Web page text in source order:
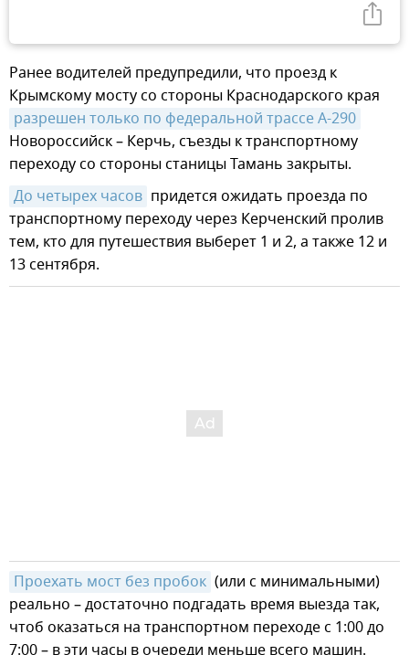
Ранее водителей предупредили, что проезд к
Крымскому мосту со стороны Краснодарского края
разрешен только по федеральной трассе А-290
Новороссийск – Керчь, съезды к транспортному
переходу со стороны станицы Тамань закрыты.
До четырех часов придется ожидать проезда по
транспортному переходу через Керченский пролив
тем, кто для путешествия выберет 1 и 2, а также 12 и
13 сентября.
Проехать мост без пробок (или с минимальными)
реально – достаточно подгадать время выезда так,
чтоб оказаться на транспортном переходе с 1:00 до